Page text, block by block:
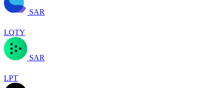
SAR
LQTY
SAR
LPT